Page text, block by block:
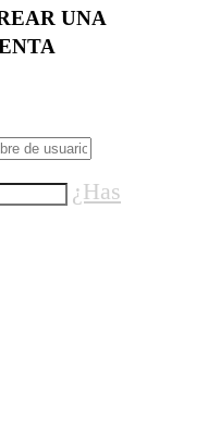
UNA
¿Has